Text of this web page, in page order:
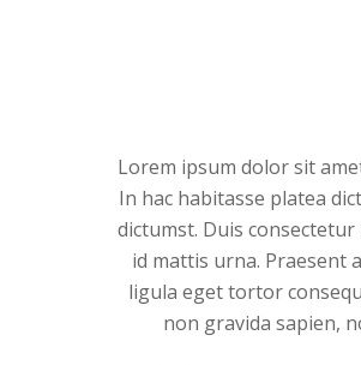
Lorem ipsum dolor sit
In hac habitasse platea
dictumst. Duis
id mattis urna. Praesent
ligula eget tortor
non gravida sapien,